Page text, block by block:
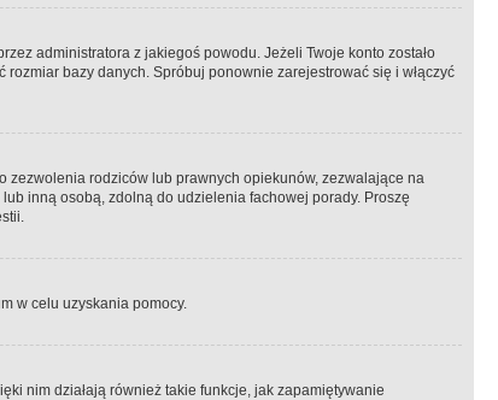
administratora z jakiegoś powodu. Jeżeli Twoje konto zostało
bazy danych. Spróbuj ponownie zarejestrować się i włączyć
rodziców lub prawnych opiekunów, zezwalające na
inną osobą, zdolną do udzielenia fachowej porady. Proszę
w celu uzyskania pomocy.
nim działają również takie funkcje, jak zapamiętywanie